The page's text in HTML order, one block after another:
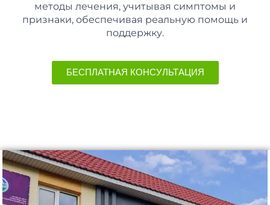
методы лечения, учитывая симптомы и
признаки, обеспечивая реальную помощь и
поддержку.
БЕСПЛАТНАЯ КОНСУЛЬТАЦИЯ